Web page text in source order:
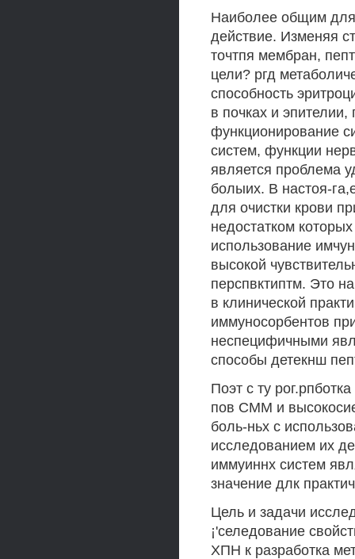
Наиболее общим
действие. Изменяя
точтпя мембран,
цели? ргд
способность
в почках и
функционирование
систем, функции
является проблема
болыих. В настоя-
для очистки крови
недостатком
использование
высокой
перспвктиптм. Это
в клинической
иммуносорбентов
неспецифичными
способы детекнш
Поэт с ту
пов СММ и
боль-ньх с
исследованием их
иммуиннх систем
значение длк
Цель и задачи
¡'селедование
ХПН к разработка